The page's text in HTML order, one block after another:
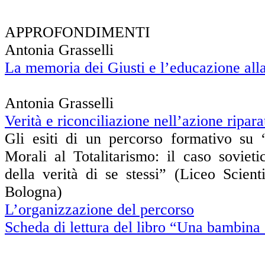
APPROFONDIMENTI
Antonia Grasselli
La memoria dei Giusti e l’educazione
Antonia Grasselli
Verità e riconciliazione nell’azione
Gli esiti di un percorso formativo su
Morali al Totalitarismo: il caso
della verità di se stessi” (Liceo
Bologna)
L’organizzazione del percorso
Scheda di lettura del libro “Una